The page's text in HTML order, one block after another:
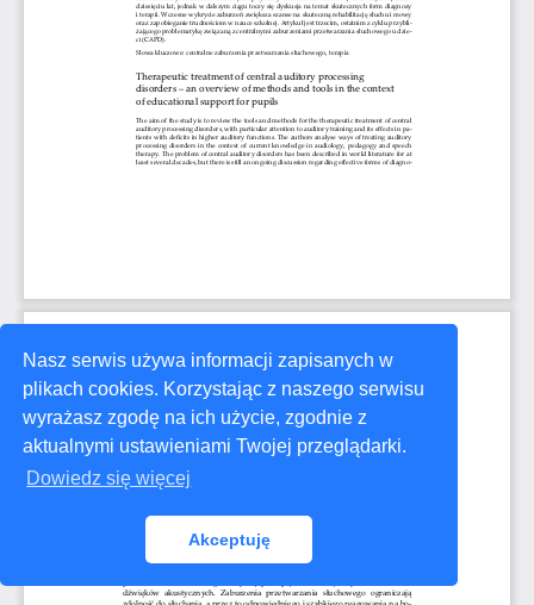
Nasz serwis używa informacji zapisanych w
plikach cookies. Korzystając z naszego serwisu
wyrażasz zgodę na ich użycie, zgodnie z
aktualnymi ustawieniami Twojej przeglądarki.
Dowiedz się więcej
Akceptuję